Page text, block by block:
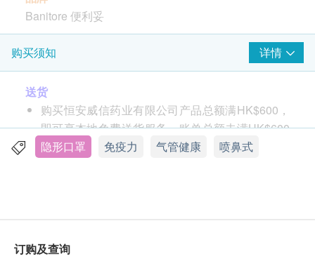
Banitore 便利妥
功效
VIRALEZE 不会被血液吸收
VIRALEZE 1分钟内灭活99.9%^引致疫情大流行的
新型及其变种病毒，包括alpha, beta, gamma,
delta, omicron 及kappa变种病毒
使用说明
有肥皂和水，请使用酒精搓手液。
购买须知 详情
送货
购买恒安威信药业有限公司产品总额满HK$600，
即可享本地免费送货服务。账单总额未满HK$600
需附加HK$80运费。
认。倘若生活易未能提供任何订单上的货品，生活
隐形口罩 免疫力 气管健康 喷鼻式
订购及查询